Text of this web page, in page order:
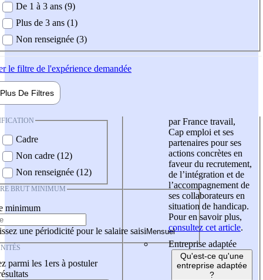
De 1 à 3 ans (9)
Plus de 3 ans (1)
Non renseignée (3)
le filtre de l'expérience demandée
Plus De Filtres
Cadre
Non cadre (12)
Non renseignée (12)
BRUT MINIMUM
minimum
une périodicité pour le salaire saisi
parmi les 1ers à postuler
par France travail,
Cap emploi et ses
partenaires pour ses
actions concrètes en
faveur du recrutement,
de l’intégration et de
l’accompagnement de
ses collaborateurs en
situation de handicap.
Pour en savoir plus,
consultez cet article.
Entreprise adaptée
Qu'est-ce qu'une
entreprise adaptée
?